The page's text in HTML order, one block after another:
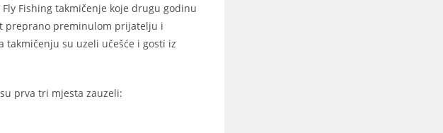
Fishing takmičenje koje drugu godinu
preprano preminulom prijatelju i
takmičenju su uzeli učešće i gosti iz
prva tri mjesta zauzeli: